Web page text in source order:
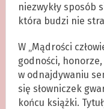
niezwykły sposób
która budzi nie
W „Mądrości
godności,
w odnajdywaniu
się słowniczek
końcu książki.